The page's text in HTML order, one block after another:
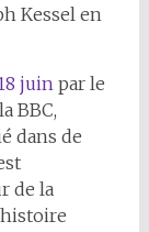
Kessel en
juin par le
BBC,
dans de
de la